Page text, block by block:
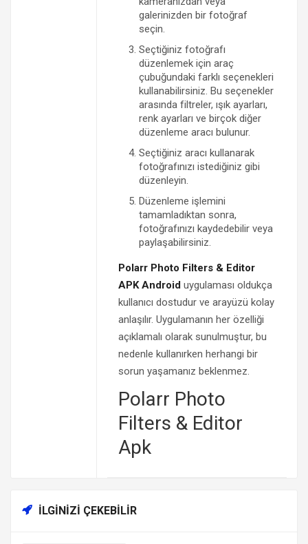
galerinizden bir fotoğraf
seçin.
Seçtiğiniz fotoğrafı
düzenlemek için araç
çubuğundaki farklı seçenekleri
kullanabilirsiniz. Bu seçenekler
arasında filtreler, ışık ayarları,
renk ayarları ve birçok diğer
düzenleme aracı bulunur.
Seçtiğiniz aracı kullanarak
fotoğrafınızı istediğiniz gibi
düzenleyin.
Düzenleme işlemini
tamamladıktan sonra,
fotoğrafınızı kaydedebilir veya
paylaşabilirsiniz.
Polarr Photo Filters & Editor
APK Androiduygulaması oldukça
kullanıcı dostudur ve arayüzü kolay
anlaşılır. Uygulamanın her özelliği
açıklamalı olarak sunulmuştur, bu
nedenle kullanırken herhangi bir
sorun yaşamanız beklenmez.
Polarr Photo
Filters & Editor
Apk
İLGINIZI ÇEKEBILIR